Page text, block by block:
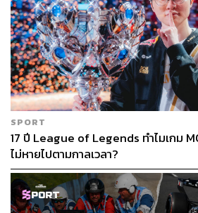
SPORT
17 ปี League of Legends ทำไมเกม
ไม่หายไปตามกาลเวลา?